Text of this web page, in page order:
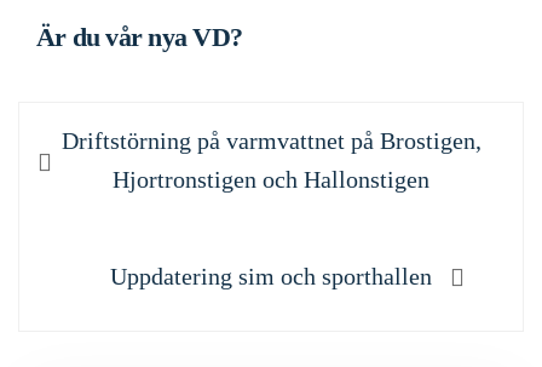
Är du vår nya VD?
Inläggsnavigering
Föregående
inlägg:
Driftstörning på varmvattnet på Brostigen,
Hjortronstigen och Hallonstigen
Nästa
Uppdatering sim och sporthallen